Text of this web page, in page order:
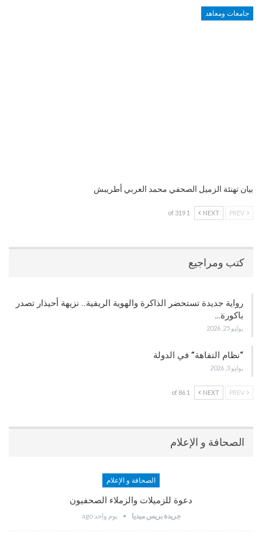
جامعات ومعاهد
بيان تهنئة الزميل الصحفي محمد العربي أطريبش
NEXT
1 of 319
كتب ومراجيع
رواية جديدة تستحضر الذاكرة والهوية الريفية.. نزيهة أحيذار تصدر
باكورة…
يوليو 25, 2026
“نظام التفاهة” في الدولة
يوليو 3, 2026
NEXT
1 of 86
الصحافة و الإعلام
الصحافة و الإعلام
دعوة للزميلات والزملاء الصحفيون
جريدة بريس ميديا يوم واحد ago